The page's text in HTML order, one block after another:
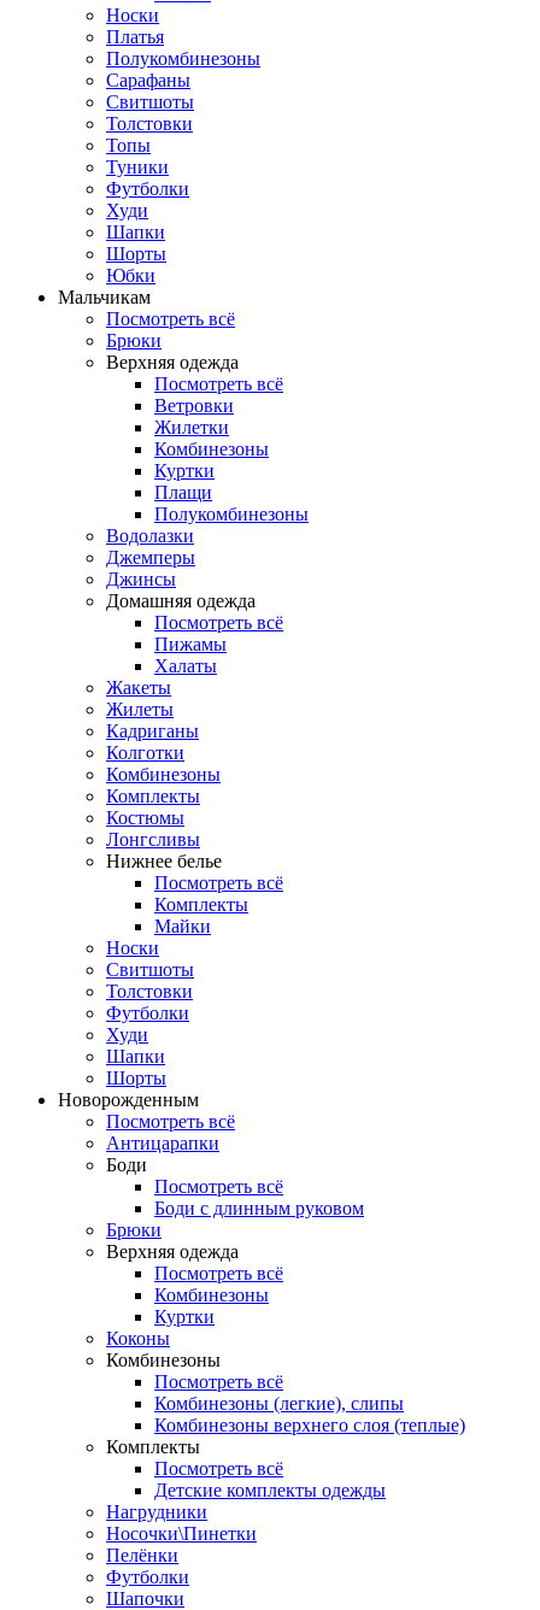
Носки
Платья
Полукомбинезоны
Сарафаны
Свитшоты
Толстовки
Топы
Туники
Футболки
Худи
Шапки
Шорты
Юбки
Мальчикам
Посмотреть всё
Брюки
Верхняя одежда
Посмотреть всё
Ветровки
Жилетки
Комбинезоны
Куртки
Плащи
Полукомбинезоны
Водолазки
Джемперы
Джинсы
Домашняя одежда
Посмотреть всё
Пижамы
Халаты
Жакеты
Жилеты
Кадриганы
Колготки
Комбинезоны
Комплекты
Костюмы
Лонгсливы
Нижнее белье
Посмотреть всё
Комплекты
Майки
Носки
Свитшоты
Толстовки
Футболки
Худи
Шапки
Шорты
Новорожденным
Посмотреть всё
Антицарапки
Боди
Посмотреть всё
Боди с длинным руковом
Брюки
Верхняя одежда
Посмотреть всё
Комбинезоны
Куртки
Коконы
Комбинезоны
Посмотреть всё
Комбинезоны (легкие), слипы
Комбинезоны верхнего слоя (теплые)
Комплекты
Посмотреть всё
Детские комплекты одежды
Нагрудники
Носочки\Пинетки
Пелёнки
Футболки
Шапочки